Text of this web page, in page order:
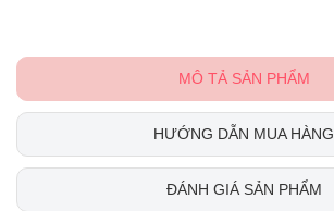
MÔ TẢ SẢN PHẨM
HƯỚNG DẪN MUA HÀNG
ĐÁNH GIÁ SẢN PHẨM